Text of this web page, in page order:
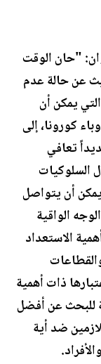
"حان الوقت
عن حالة عدم
يمكن أن
كورونا، إلى
تعافي
السلوكيات
أن يتواصل
الواقية
الاستعداد
ذات أهمية
للبحث عن أفضل
ضد أية